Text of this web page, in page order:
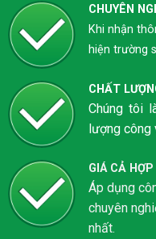
CHUYÊN
Khi nhận
hiện trường
CHẤT
Chúng tôi
lượng công
GIÁ CẢ HỢP
Áp dụng
chuyên
nhất.